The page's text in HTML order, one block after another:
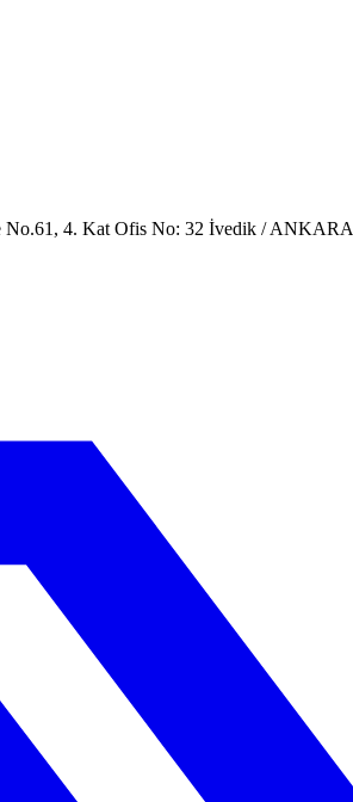
No.61, 4. Kat Ofis No: 32 İvedik / ANKARA